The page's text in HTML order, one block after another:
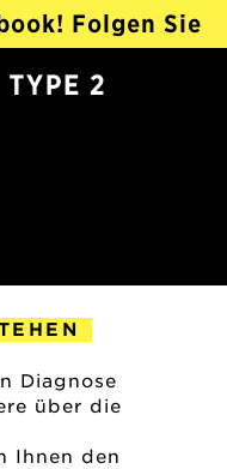
Folgen Sie
Deutsch ›
Diagnose
über die
Ihnen den